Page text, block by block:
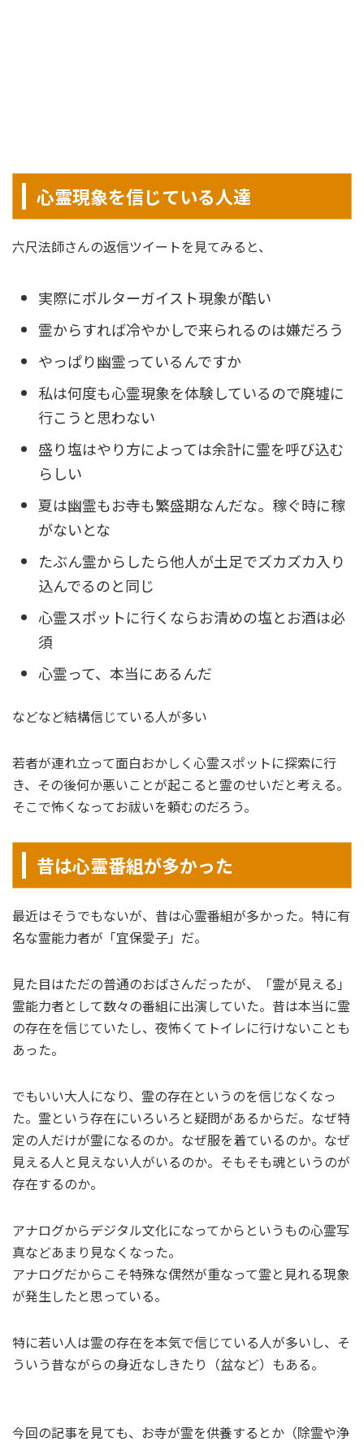
心霊現象を信じている人達
六尺法師さんの返信ツイートを見てみると、
実際にポルターガイスト現象が酷い
霊からすれば冷やかしで来られるのは嫌だろう
やっぱり幽霊っているんですか
私は何度も心霊現象を体験しているので廃墟に
行こうと思わない
盛り塩はやり方によっては余計に霊を呼び込む
らしい
夏は幽霊もお寺も繁盛期なんだな。稼ぐ時に稼
がないとな
たぶん霊からしたら他人が土足でズカズカ入り
込んでるのと同じ
心霊スポットに行くならお清めの塩とお酒は必
須
心霊って、本当にあるんだ
などなど結構信じている人が多い
若者が連れ立って面白おかしく心霊スポットに探索に行
き、その後何か悪いことが起こると霊のせいだと考える。
そこで怖くなってお祓いを頼むのだろう。
昔は心霊番組が多かった
最近はそうでもないが、昔は心霊番組が多かった。特に有
名な霊能力者が「宜保愛子」だ。
見た目はただの普通のおばさんだったが、「霊が見える」
霊能力者として数々の番組に出演していた。昔は本当に霊
の存在を信じていたし、夜怖くてトイレに行けないことも
あった。
でもいい大人になり、霊の存在というのを信じなくなっ
た。霊という存在にいろいろと疑問があるからだ。なぜ特
定の人だけが霊になるのか。なぜ服を着ているのか。なぜ
見える人と見えない人がいるのか。そもそも魂というのが
存在するのか。
アナログからデジタル文化になってからというもの心霊写
真などあまり見なくなった。
アナログだからこそ特殊な偶然が重なって霊と見れる現象
が発生したと思っている。
特に若い人は霊の存在を本気で信じている人が多いし、そ
ういう昔ながらの身近なしきたり（盆など）もある。
今回の記事を見ても、お寺が霊を供養するとか（除霊や浄